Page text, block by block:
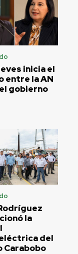
inicia el
entre la AN
gobierno
la
del
Carabobo